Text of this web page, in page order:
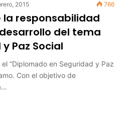
2015 766
la responsabilidad
del tema
Paz Social
“Diplomado en Seguridad y Paz
Con el objetivo de